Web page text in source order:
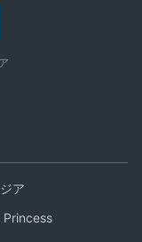
ア
Princess